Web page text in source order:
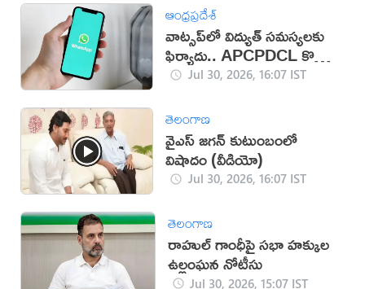
ఆంధ్రప్రదేశ్
వాట్సప్‌లో విద్యుత్ సమస్యలకు
ఫిర్యాదు.. APCPDCL కొత్త
సేవలుJul 30, 2026, 16:07 IST
తెలంగాణ
వైఎస్ జగన్ కుటుంబంలో
విషాదం (వీడియో)
Jul 30, 2026, 16:07 IST
తెలంగాణ
రాహుల్ గాంధీపై సభా హక్కుల
ఉల్లంఘన నోటీసు
Jul 30, 2026, 15:07 IST